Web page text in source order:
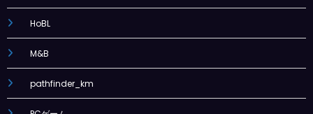
HoBL
M&B
pathfinder_km